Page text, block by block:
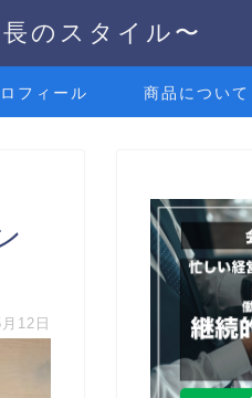
のスタイル〜
フィール 商品について
12日